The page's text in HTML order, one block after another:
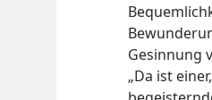
Gesinnung
„Da ist